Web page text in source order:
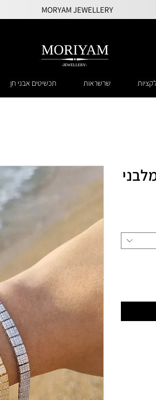
MORYAM JEWELLERY
שרשראות תכשיטים אבני חן